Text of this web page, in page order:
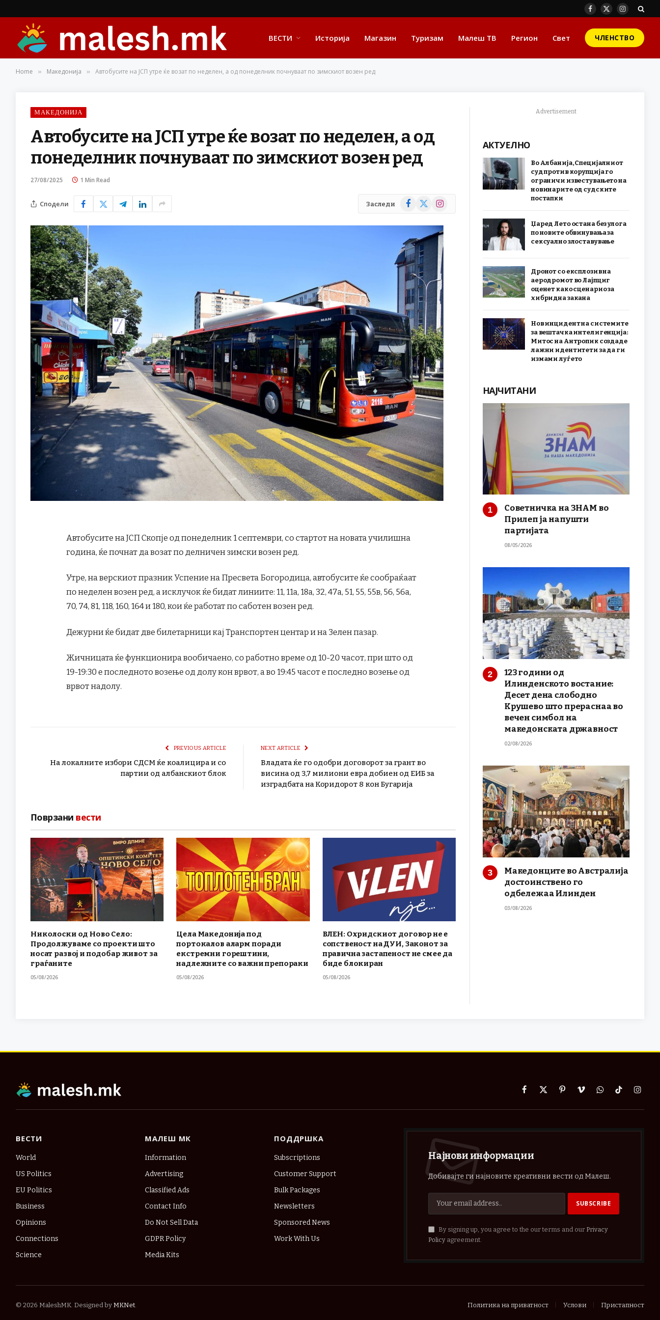
Facebook
X
Instagram
ВЕСТИ Историја Магазин Туризам Малеш ТВ Регион Свет ЧЛЕНСТВО
Home » Македонија » Автобусите на ЈСП утре ќе возат по неделен, а од понеделник почнуваат по зимскиот возен ред
МАКЕДОНИЈА
Автобусите на ЈСП утре ќе возат по неделен, а од
понеделник почнуваат по зимскиот возен ред
27/08/2025 1 Min Read
Сподели Заследи Facebook
X
Instagram
Автобусите на ЈСП Скопје од понеделник 1 септември, со стартот на новата училишна
година, ќе почнат да возат по делничен зимски возен ред.
Утре, на верскиот празник Успение на Пресвета Богородица, автобусите ќе сообраќаат
по неделен возен ред, а исклучок ќе бидат линиите: 11, 11а, 18а, 32, 47а, 51, 55, 55в, 56, 56а,
70, 74, 81, 118, 160, 164 и 180, кои ќе работат по саботен возен ред.
Дежурни ќе бидат две билетарници кај Транспортен центар и на Зелен пазар.
Жичницата ќе функционира вообичаено, со работно време од 10-20 часот, при што од
19-19:30 е последното возење од долу кон врвот, а во 19:45 часот е последно возење од
врвот надолу.
PREVIOUS ARTICLE
На локалните избори СДСМ ќе коалицира и со
партии од албанскиот блок
NEXT ARTICLE
Владата ќе го одобри договорот за грант во
висина од 3,7 милиони евра добиен од ЕИБ за
изградбата на Коридорот 8 кон Бугарија
Поврзани вести
Николоски од Ново Село:
Продолжуваме со проекти што
носат развој и подобар живот за
граѓаните
05/08/2026
Цела Македонија под
портокалов аларм поради
екстремни горештини,
надлежните со важни препораки
05/08/2026
ВЛЕН: Охридскиот договор не е
сопственост на ДУИ, Законот за
правична застапеност не смее да
биде блокиран
05/08/2026
Advertisement
АКТУЕЛНО
Во Албанија, Специјалниот
суд против корупција го
ограничи известувањето на
новинарите од судските
постапки
Џаред Лето остана без улога
по новите обвинувања за
сексуално злоставување
Дронот со експлозив на
аеродромот во Лајпциг
оценет како сценарио за
хибридна закана
Нов инцидент на системите
за вештачка интелигенција:
Митос на Антропик создаде
лажни идентитети за да ги
измами луѓето
НАЈЧИТАНИ
Советничка на ЗНАМ во
Прилеп ја напушти
партијата
08/05/2026
123 години од
Илинденското востание:
Десет дена слободно
Крушево што прераснаа во
вечен симбол на
македонската државност
02/08/2026
Македонците во Австралија
достоинствено го
одбележаа Илинден
03/08/2026
Facebook
X
PinterestVimeoWhatsApp
TikTok
ВЕСТИ
World
US Politics
EU Politics
Business
Opinions
Connections
Science
МАЛЕШ МК
Information
Advertising
Classified Ads
Contact Info
Do Not Sell Data
GDPR Policy
Media Kits
ПОДДРШКА
Subscriptions
Customer Support
Bulk Packages
Newsletters
Sponsored News
Work With Us
Најнови информации
Добивајте ги најновите креативни вести од Малеш.
By signing up, you agree to the our terms and our Privacy
Policy agreement.
© 2026 MaleshMK. Designed by MKNet Политика на приватност Услови Пристапност